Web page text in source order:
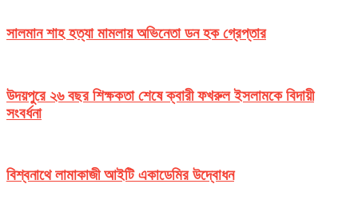
সালমান শাহ হত্যা মামলায় অভিনেতা ডন হক গ্রেপ্তার
উদয়পুরে ২৬ বছর শিক্ষকতা শেষে ক্বারী ফখরুল ইসলামকে বিদায়ী
সংবর্ধনা
বিশ্বনাথে লামাকাজী আইটি একাডেমির উদ্বোধন